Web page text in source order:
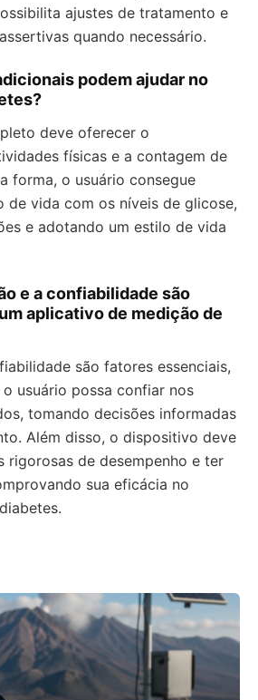
ajustes de tratamento e
quando necessário.
podem ajudar no
deve oferecer o
físicas e a contagem de
forma, o usuário consegue
de vida com os níveis de glicose,
e adotando um estilo de vida
e a confiabilidade são
aplicativo de medição de
são fatores essenciais,
usuário possa confiar nos
tomando decisões informadas
Além disso, o dispositivo deve
rigorosas de desempenho e ter
sua eficácia no